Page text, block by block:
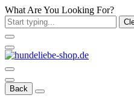
What Are You Looking For?
Back